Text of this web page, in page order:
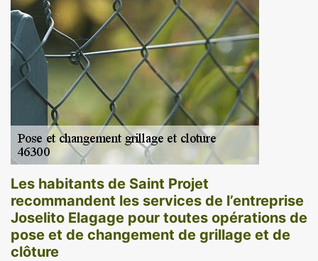
Les habitants de Saint Projet
recommandent les services de l’entreprise
Joselito Elagage pour toutes opérations de
pose et de changement de grillage et de
clôture